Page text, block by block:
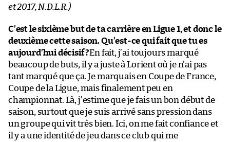
et 2017, N.D.L.R.)
C’est le sixième but de ta carrière en Ligue 1, et donc le
deuxième cette saison. Qu’est-ce qui fait que tu es
aujourd’hui décisif ?En fait, j’ai toujours marqué
beaucoup de buts, il y a juste à Lorient où je n’ai pas
tant marqué que ça. Je marquais en Coupe de France,
Coupe de la Ligue, mais finalement peu en
championnat. Là, j’estime que je fais un bon début de
saison, surtout que je suis arrivé sans pression dans
un groupe qui vit très bien. Ici, on me fait confiance et
il y a une identité de jeu dans ce club qui me